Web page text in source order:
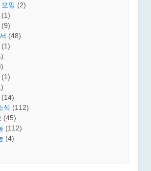
임 (2)
(1)
(9)
(48)
(1)
(1)
(14)
식 (112)
(45)
(112)
(4)